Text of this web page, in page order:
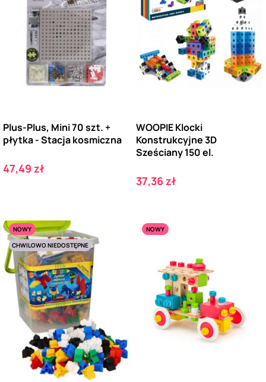
Plus-Plus, Mini 70 szt. +
płytka - Stacja kosmiczna
Cena
47,49 zł
WOOPIE Klocki
Konstrukcyjne 3D
Sześciany 150 el.
Cena
37,36 zł
NOWY
CHWILOWO NIEDOSTĘPNE
NOWY